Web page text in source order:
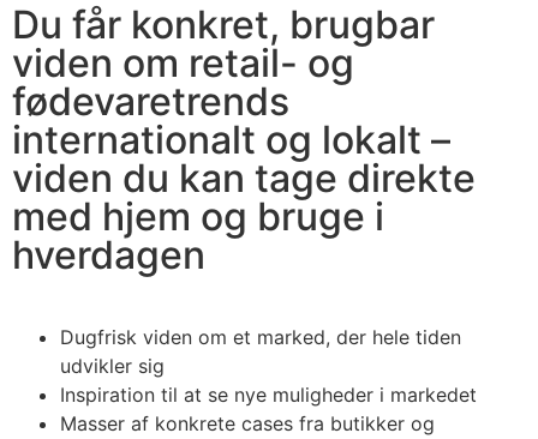
Du får konkret, brugbar
viden om retail- og
fødevaretrends
internationalt og lokalt –
viden du kan tage direkte
med hjem og bruge i
hverdagen
Dugfrisk viden om et marked, der hele tiden
udvikler sig
Inspiration til at se nye muligheder i markedet
Masser af konkrete cases fra butikker og